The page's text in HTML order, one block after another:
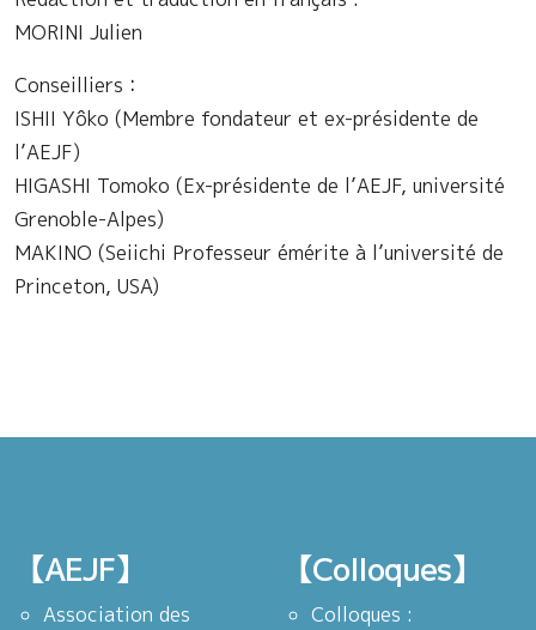
MORINI Julien
Conseilliers：
ISHII Yôko (Membre fondateur et ex-présidente de
l’AEJF)
HIGASHI Tomoko (Ex-présidente de l’AEJF, université
Grenoble-Alpes)
MAKINO (Seiichi Professeur émérite à l’université de
Princeton, USA)
【AEJF】
Association des
【Colloques】
Colloques :